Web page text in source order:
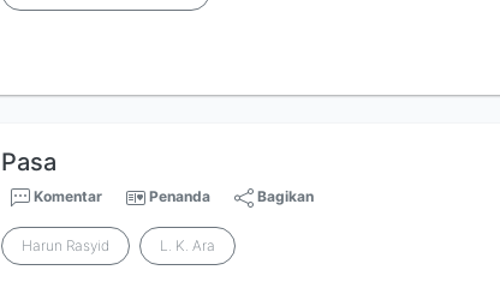
Pasa
Komentar Penanda Bagikan
Harun Rasyid L. K. Ara